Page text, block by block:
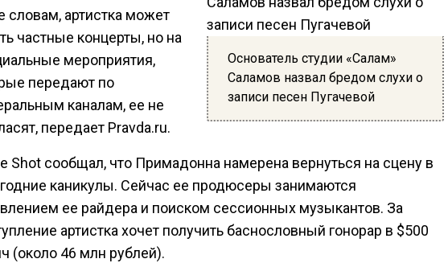
Основатель студии «Салам»
Саламов назвал бредом слухи о
записи песен Пугачевой
словам, артистка может
частные концерты, но на
мероприятия,
передают по
каналам, ее не
передает Pravda.ru.
Shot сообщал, что Примадонна намерена вернуться на сцену в
каникулы. Сейчас ее продюсеры занимаются
ее райдера и поиском сессионных музыкантов. За
артистка хочет получить баснословный гонорар в $500
(около 46 млн рублей).